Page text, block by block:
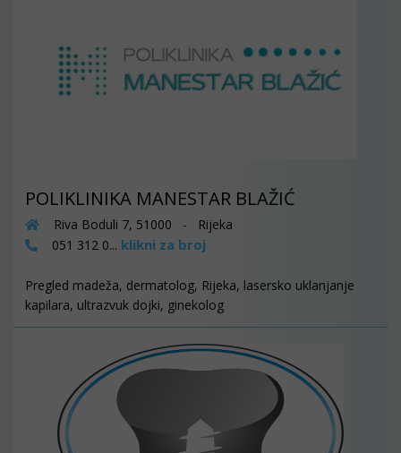
POLIKLINIKA MANESTAR BLAŽIĆ
Riva Boduli 7, 51000 - Rijeka
051 312 0... klikni za broj
Pregled madeža, dermatolog, Rijeka, lasersko uklanjanje
kapilara, ultrazvuk dojki, ginekolog